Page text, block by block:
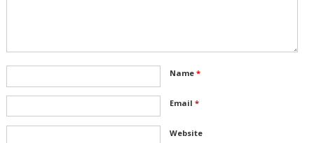
Name *
Email *
Website